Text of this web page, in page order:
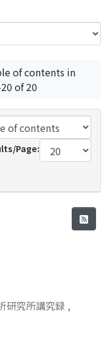
of contents in
of 20
Page:
研究所講究録 ,